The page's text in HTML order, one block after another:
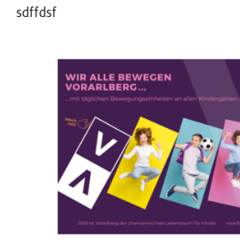
sdffdsf